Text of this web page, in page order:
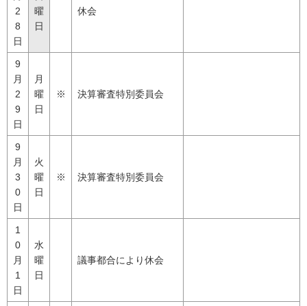
2
8
日
曜
日
休会
9
月
2
9
日
月
曜
日
※ 決算審査特別委員会
9
月
3
0
日
火
曜
日
※ 決算審査特別委員会
1
0
月
1
日
水
曜
日
議事都合により休会